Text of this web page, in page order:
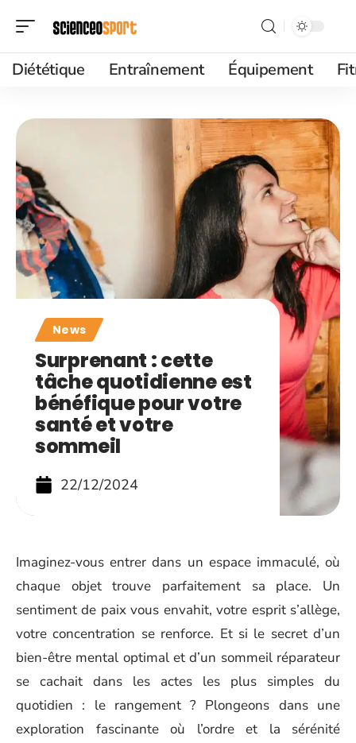
Diététique Entraînement Équipement
News
Surprenant : cette
tâche quotidienne est
bénéfique pour votre
santé et votre
sommeil
22/12/2024
Imaginez-vous entrer dans un espace immaculé, où
chaque objet trouve parfaitement sa place. Un
sentiment de paix vous envahit, votre esprit s’allège,
votre concentration se renforce. Et si le secret d’un
bien-être mental optimal et d’un sommeil réparateur
se cachait dans les actes les plus simples du
quotidien : le rangement ? Plongeons dans une
exploration fascinante où l’ordre et la sérénité